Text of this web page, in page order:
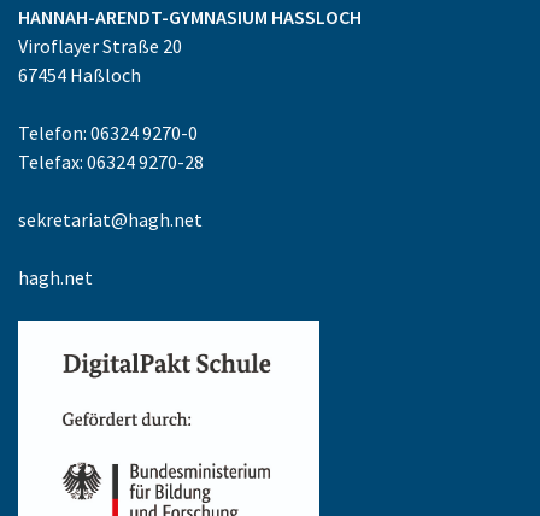
HANNAH-ARENDT-GYMNASIUM HASSLOCH
Viroflayer Straße 20
67454 Haßloch
Telefon: 06324 9270-0
Telefax: 06324 9270-28
sekretariat@hagh.net
hagh.net